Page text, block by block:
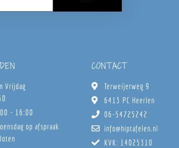
Vrijdag
- 16:00
op afspraak
CONTACT
Terweijerweg 9
6413 PC Heerlen
06-54725242
info@hiptafelen.nl
KVK: 14025310